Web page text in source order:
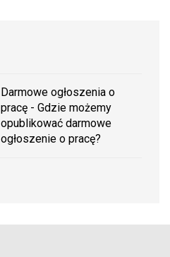
Darmowe ogłoszenia o
pracę - Gdzie możemy
opublikować darmowe
ogłoszenie o pracę?